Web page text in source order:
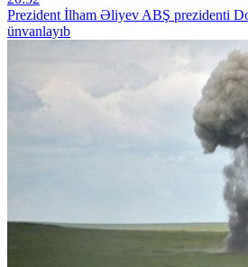
Prezident İlham Əliyev ABŞ prezidenti
ünvanlayıb